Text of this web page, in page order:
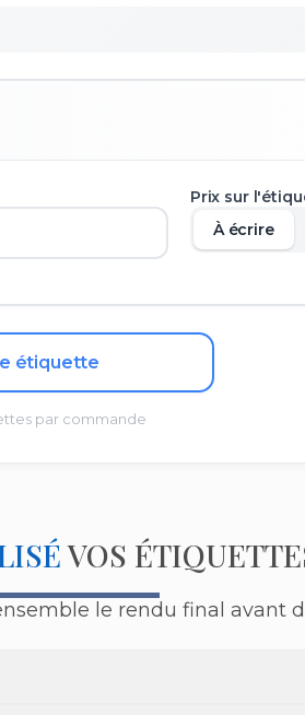
Prix sur
À écrire
étiquette
par commande
VOS
le rendu final avant